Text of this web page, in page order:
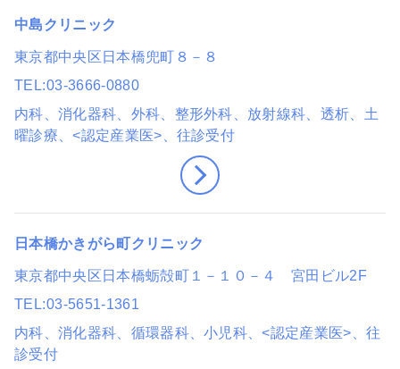
中島クリニック
東京都中央区日本橋兜町８－８
TEL 03-3666-0880
内科、消化器科、外科、整形外科、放射線科、透析 、土
曜診療 、<認定産業医> 、往診受付
日本橋かきがら町クリニック
東京都中央区日本橋蛎殻町１－１０－４ 宮田ビル2F
TEL 03-5651-1361
内科、消化器科、循環器科、小児科 、<認定産業医> 、往
診受付